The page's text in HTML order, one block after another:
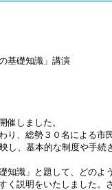
基礎知識」講演
催しました。
り、総勢３０名による市
し、基本的な制度や手続
知識」と題して、どのよ
く説明をいたしました。